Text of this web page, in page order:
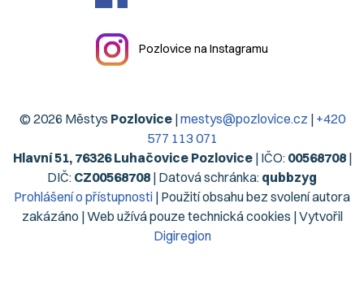
Pozlovice na Instagramu
© 2026 Městys Pozlovice|mestys@pozlovice.cz | +420
577 113 071
Hlavní 51, 76326 Luhačovice Pozlovice| IČO: 00568708|
DIČ: CZ00568708 | Datová schránka: qubbzyg
Prohlášení o přístupnosti | Použití obsahu bez svolení autora
zakázáno | Web užívá pouze technická cookies | Vytvořil
Digiregion